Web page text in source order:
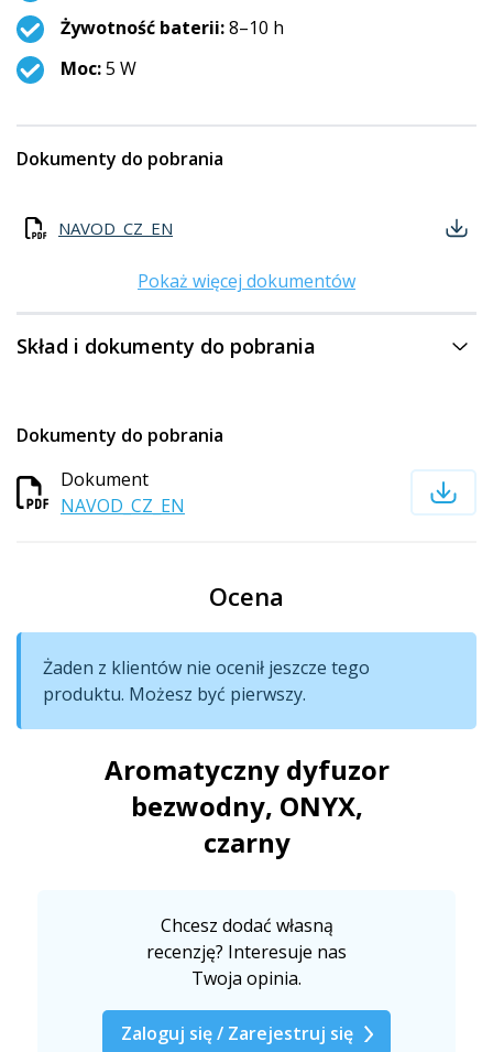
Żywotność baterii:8–10 h
Moc:5 W
Dokumenty do pobrania
NAVOD_CZ_EN
Pokaż więcej dokumentów
Skład i dokumenty do pobrania
Dokumenty do pobrania
Dokument
NAVOD_CZ_EN
Ocena
Żaden z klientów nie ocenił jeszcze tego
produktu. Możesz być pierwszy.
Aromatyczny dyfuzor
bezwodny, ONYX,
czarny
Chcesz dodać własną
recenzję? Interesuje nas
Twoja opinia.
Zaloguj się / Zarejestruj się